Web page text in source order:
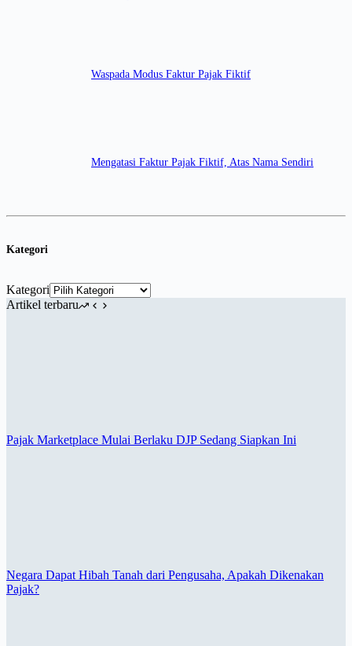
Waspada Modus Faktur Pajak Fiktif
Mengatasi Faktur Pajak Fiktif, Atas Nama Sendiri
Kategori
Kategori
Artikel terbaru
Pajak Marketplace Mulai Berlaku DJP Sedang Siapkan Ini
Negara Dapat Hibah Tanah dari Pengusaha, Apakah Dikenakan
Pajak?